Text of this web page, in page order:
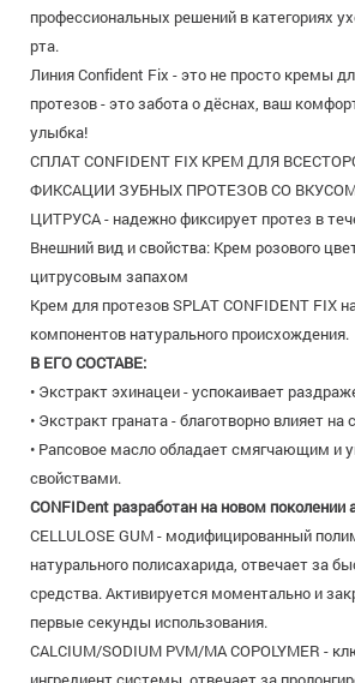
профессиональных решений в категориях
рта.
Линия Confident Fix - это не просто кремы
протезов - это забота о дёснах, ваш
улыбка!
СПЛАТ CONFIDENT FIX КРЕМ ДЛЯ
ФИКСАЦИИ ЗУБНЫХ ПРОТЕЗОВ СО
ЦИТРУСА - на­деж­но фик­си­ру­ет про­тез в
Внешний вид и свойства: Крем розового
цитрусовым запахом
Крем для протезов SPLAT CONFIDENT FIX
компонентов натурального происхождения.
В ЕГО СОСТАВЕ:
• Экстракт эхинацеи - успокаивает
• Экстракт граната - благотворно влияет на
• Рапсовое масло обладает смягчающим
свойствами.
CONFIDent разработан на новом поколении
CELLULOSE GUM - модифицированный
натурального полисахарида, отвечает за
средства. Активируется моментально и
первые секунды использования.
CALCIUM/SODIUM PVM/MA COPOLYMER -